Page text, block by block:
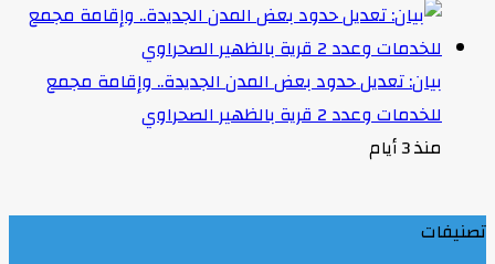
بيان: تعديل حدود بعض المدن الجديدة.. وإقامة مجمع
للخدمات وعدد 2 قرية بالظهير الصحراوي
منذ 3 أيام
تصنيفات